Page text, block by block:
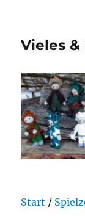
Vieles &
Start /